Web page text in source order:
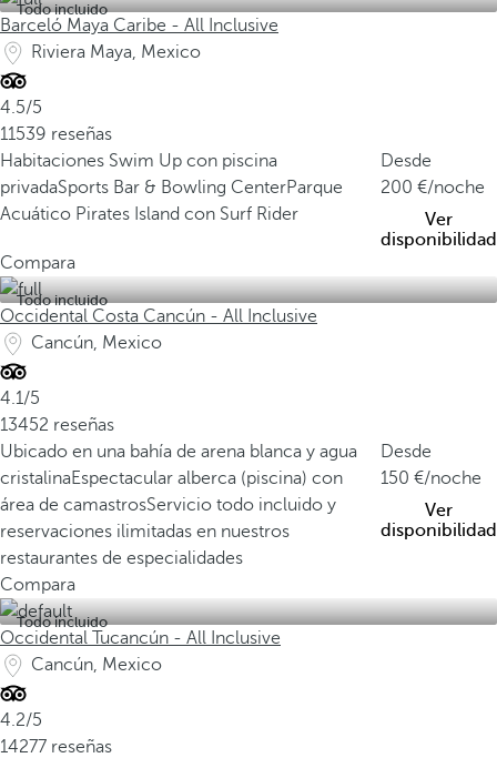
Todo incluido
Barceló Maya Caribe - All Inclusive
Riviera Maya, Mexico
4.5/5
11539 reseñas
Habitaciones Swim Up con piscina
privadaSports Bar & Bowling CenterParque
Acuático Pirates Island con Surf Rider
Desde
200
/noche
Ver
disponibilidad
Compara
Todo incluido
Occidental Costa Cancún - All Inclusive
Cancún, Mexico
4.1/5
13452 reseñas
Ubicado en una bahía de arena blanca y agua
cristalinaEspectacular alberca (piscina) con
área de camastrosServicio todo incluido y
reservaciones ilimitadas en nuestros
restaurantes de especialidades
Desde
150
/noche
Ver
disponibilidad
Compara
Todo incluido
Occidental Tucancún - All Inclusive
Cancún, Mexico
4.2/5
14277 reseñas